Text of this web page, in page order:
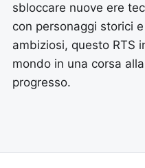
sbloccare nuove ere
con personaggi storici
ambiziosi, questo RTS
mondo in una corsa
progresso.